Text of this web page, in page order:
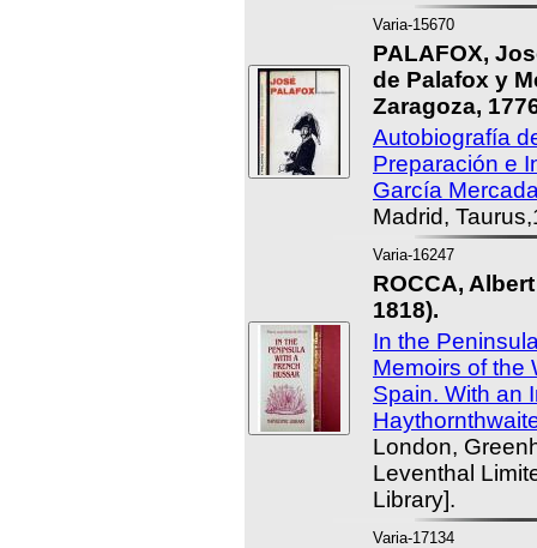
Varia-15670
PALAFOX,
de Palafox y
Zaragoza,
Autobiografía
Preparación e
García
Madrid,
Varia-16247
ROCCA,
1818).
In the
Memoirs of the
Spain. With an
London,
Leventhal
Library].
Varia-17134